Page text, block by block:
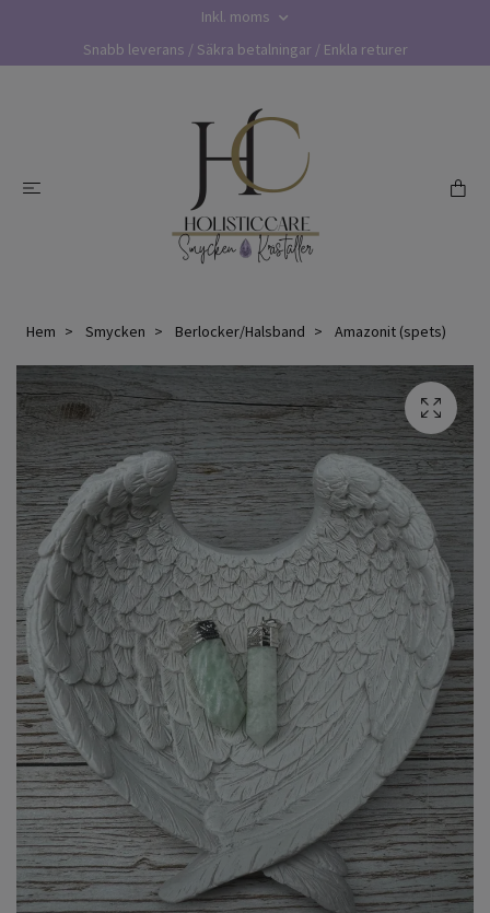
Inkl. moms
Snabb leverans / Säkra betalningar / Enkla returer
Hem Smycken Berlocker/Halsband Amazonit (spets)